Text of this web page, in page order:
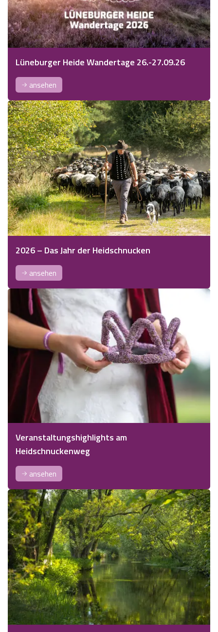
Lüneburger Heide Wandertage 26.-27.09.26
ansehen
2026 – Das Jahr der Heidschnucken
ansehen
Veranstaltungshighlights am
Heidschnuckenweg
ansehen